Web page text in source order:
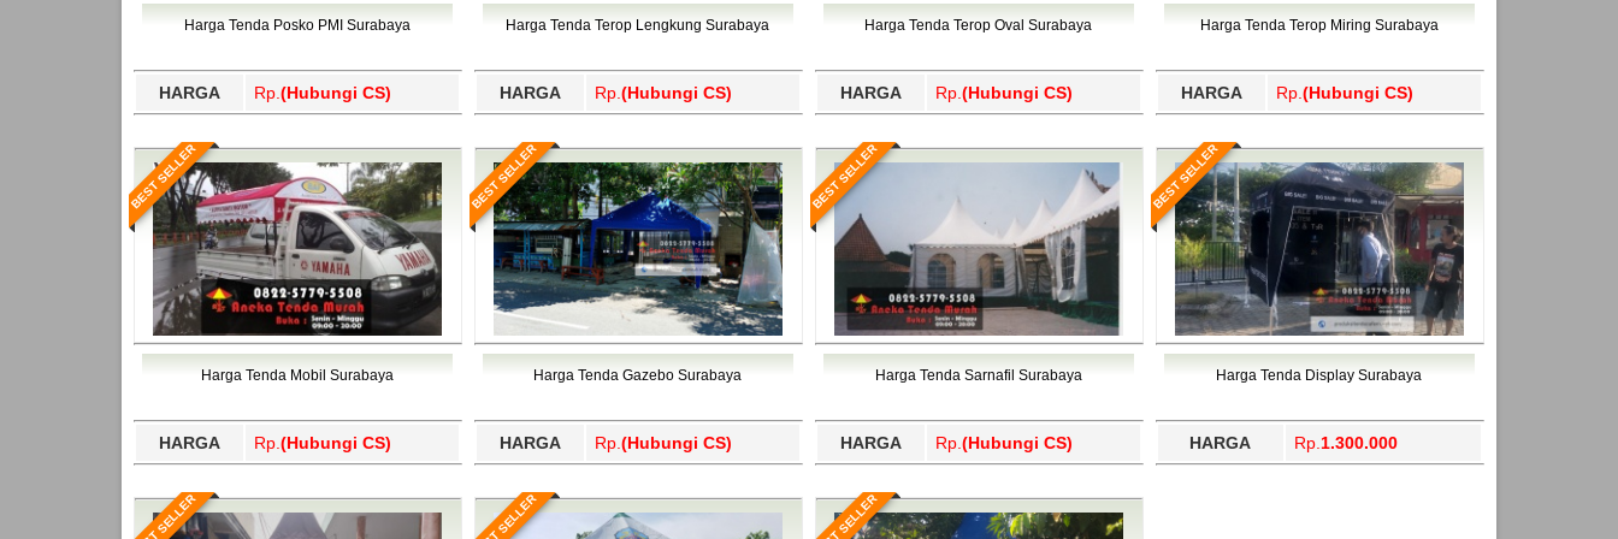
Bawang Barat, Tulangbawang, Tulungagung, Wajo, Wakatobi, Waropen, Way Kanan, Wonogiri, Wonosobo, Yahukimo, Yalimo, Yogyakarta.
Harga Tenda Posko PMI Surabaya
HARGA Rp. (Hubungi CS)
Harga Tenda Terop Lengkung Surabaya
HARGA Rp. (Hubungi CS)
Harga Tenda Terop Oval Surabaya
HARGA Rp. (Hubungi CS)
Harga Tenda Terop Miring Surabaya
HARGA Rp. (Hubungi CS)
BEST SELLER
Harga Tenda Mobil Surabaya
HARGA Rp. (Hubungi CS)
BEST SELLER
Harga Tenda Gazebo Surabaya
HARGA Rp. (Hubungi CS)
BEST SELLER
Harga Tenda Sarnafil Surabaya
HARGA Rp. (Hubungi CS)
BEST SELLER
Harga Tenda Display Surabaya
HARGA Rp. 1.300.000